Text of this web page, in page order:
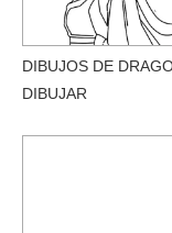
DIBUJOS DE
DIBUJAR